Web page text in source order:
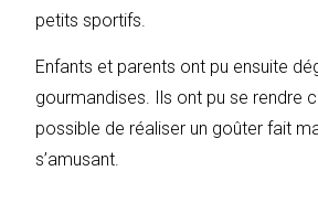
petits sportifs.
Enfants et parents ont pu ensuite
gourmandises. Ils ont pu se rendre
possible de réaliser un goûter fait
s’amusant.